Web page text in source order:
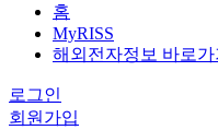
홈
MyRISS
해외전자정보 바로가
로그인
회원가입